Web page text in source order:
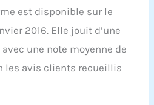
est disponible sur le
2016. Elle jouit d’une
une note moyenne de
les avis clients recueillis